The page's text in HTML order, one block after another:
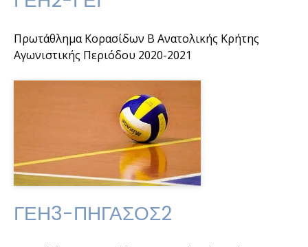
Πρωτάθλημα Κορασίδων Β Ανατολικής Κρήτης
Αγωνιστικής Περιόδου 2020-2021
ΓΕΗ3-ΠΗΓΑΣΟΣ2